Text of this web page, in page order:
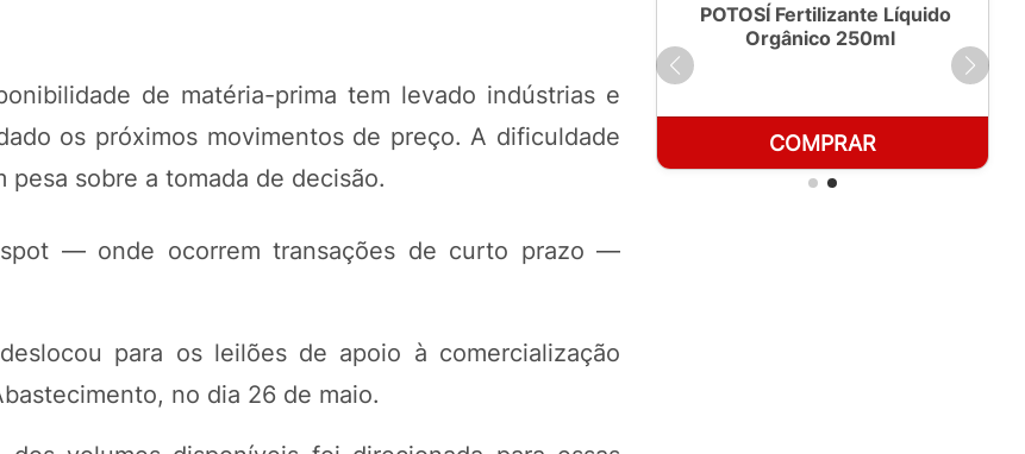
de matéria-prima tem levado indústrias e
os próximos movimentos de preço. A dificuldade
sobre a tomada de decisão.
— onde ocorrem transações de curto prazo —
para os leilões de apoio à comercialização
no dia 26 de maio.
COMPRAR
POTOSÍ Fertilizante Líquido
Orgânico 250ml
COMPRAR